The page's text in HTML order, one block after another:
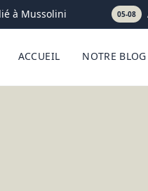
Mussolini 05-08
ACCUEIL NOTRE BLOG